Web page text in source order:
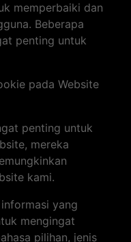
memperbaiki dan
Beberapa
penting untuk
pada Website
penting untuk
mereka
kami.
yang
mengingat
pilihan, jenis